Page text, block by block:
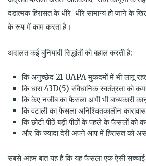
दंडात्मक हिरासत के धीरे-धीरे सामान्य हो जाने के
के रूप में काम करता है।
अदालत कई बुनियादी सिद्धांतों को बहाल करती है:
कि अनुच्छेद 21 UAPA मुकदमों में भी लागू
कि धारा 43D(5) संवैधानिक स्वतंत्रता को
कि केए नजीब का फैसला अभी भी बाध्यकारी
कि वटाली का फैसला अनिश्चितकालीन
कि छोटी पीठें बड़ी पीठों के पहले के फैसलों को
और कि ज्यादा देरी अपने आप में हिरासत को
सबसे अहम बात यह है कि यह फैसला एक ऐसी सच्चाई